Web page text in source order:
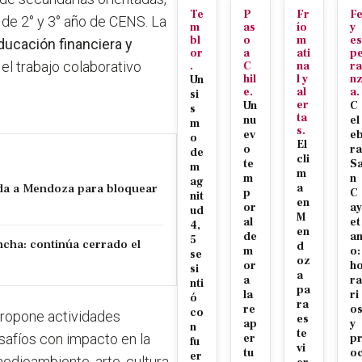
2° y 3° año de CENS. La
financiera y
trabajo colaborativo
a Mendoza para bloquear
continúa cerrado el
actividades
con impacto en la
Te
m
bl
or
.
Un
si
s
m
o
de
m
ag
nit
ud
4,
5
se
si
nti
ó
co
n
fu
er
P
as
o
a
C
hil
e.
Un
nu
ev
o
te
m
p
or
al
de
m
or
a
la
re
ap
er
tu
Fr
ío
m
ati
na
l y
al
er
ta
s.
El
cli
m
a
en
M
en
d
oz
a
pa
ra
es
te
vi
Fe
y
es
pe
ra
nz
a.
C
el
eb
ra
n
C
ay
et
an
o:
ho
ra
ri
os
y
pr
oc